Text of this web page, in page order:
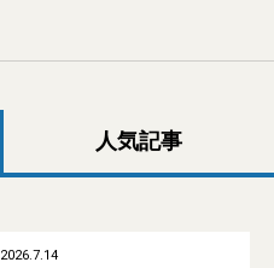
人気記事
2026.7.14